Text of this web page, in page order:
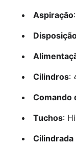
Aspiração
Cilindros:
Comando
Tuchos:
Cilindrada